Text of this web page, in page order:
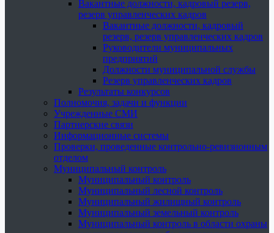
Вакантные должности, кадровый резерв,
резерв управленческих кадров
Вакантные должности, кадровый
резерв, резерв управленческих кадров
Руководители муниципальных
предприятий
Должности муниципальной службы
Резерв управленческих кадров
Результаты конкурсов
Полномочия, задачи и функции
Учрежденные СМИ
Партнерские связи
Информационные системы
Проверки, проведенные контрольно-ревизионным
отделом
Муниципальный контроль
Муниципальный контроль
Муниципальный лесной контроль
Муниципальный жилищный контроль
Муниципальный земельный контроль
Муниципальный контроль в области охраны